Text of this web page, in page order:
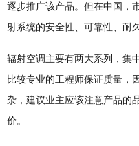
逐步推广该产品。但在中国，
射系统的安全性、可靠性、耐
辐射空调主要有两大系列，集
比较专业的工程师保证质量，
杂，建议业主应该注意产品的
价。